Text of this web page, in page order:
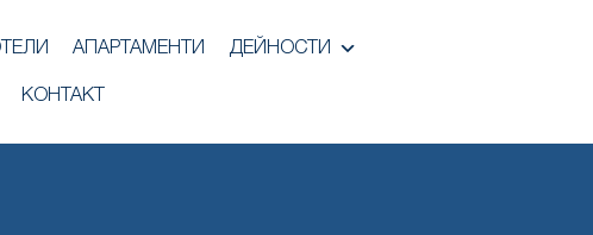
АПАРТАМЕНТИ ДЕЙНОСТИ
КОНТАКТ